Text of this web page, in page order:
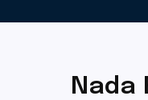
Nada